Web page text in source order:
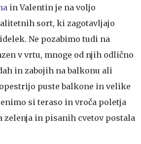
in Valentin je na voljo
sort, ki zagotavljajo
Ne pozabimo tudi na
v vrtu, mnoge od njih odlično
in zabojih na balkonu ali
puste balkone in velike
si teraso in vroča poletja
zelenja in pisanih cvetov postala